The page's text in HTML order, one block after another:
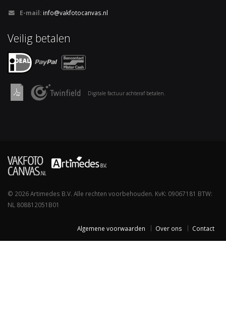
E-mail: info@vakfotocanvas.nl
Veilig betalen
Digitale factuur achteraf betalen.
© 2026 Artimedes B.V. Alle rechten voorbehouden. KvK: 09067181 BTW:
NL 808812051B01
Algemene voorwaarden Over ons Contact